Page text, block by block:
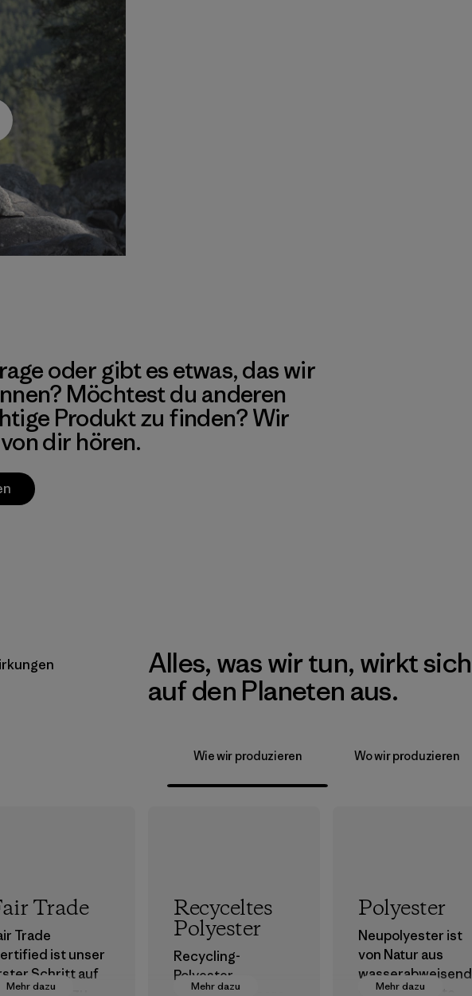
oder gibt es etwas, das wir
Möchtest du anderen
Produkt zu finden? Wir
dir hören.
Alles, was wir tun, wirkt sich
auf den Planeten aus.
Wie wir produzieren Wo wir produzieren
Mehr dazu
Trade
Trade
ist unser
Schritt auf
Mehr dazu
Recyceltes
Polyester
Recycling-
Polyester
Mehr dazu
Polyester
Neupolyester ist
von Natur aus
wasserabweisend